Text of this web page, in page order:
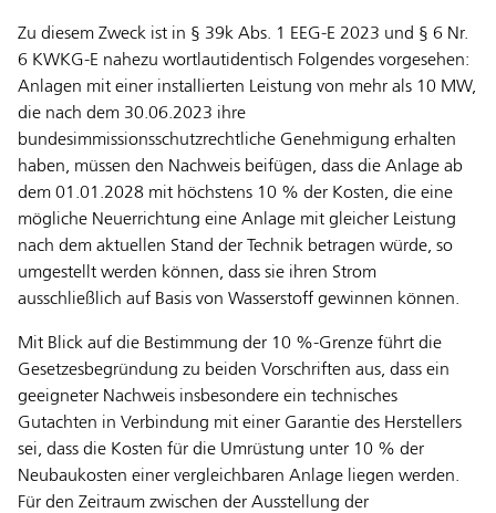
Zu diesem Zweck ist in § 39k Abs. 1 EEG-E 2023 und § 6 Nr.
6 KWKG-E nahezu wortlautidentisch Folgendes vorgesehen:
Anlagen mit einer installierten Leistung von mehr als 10 MW,
die nach dem 30.06.2023 ihre
bundesimmissionsschutzrechtliche Genehmigung erhalten
haben, müssen den Nachweis beifügen, dass die Anlage ab
dem 01.01.2028 mit höchstens 10 % der Kosten, die eine
mögliche Neuerrichtung eine Anlage mit gleicher Leistung
nach dem aktuellen Stand der Technik betragen würde, so
umgestellt werden können, dass sie ihren Strom
ausschließlich auf Basis von Wasserstoff gewinnen können.
Mit Blick auf die Bestimmung der 10 %-Grenze führt die
Gesetzesbegründung zu beiden Vorschriften aus, dass ein
geeigneter Nachweis insbesondere ein technisches
Gutachten in Verbindung mit einer Garantie des Herstellers
sei, dass die Kosten für die Umrüstung unter 10 % der
Neubaukosten einer vergleichbaren Anlage liegen werden.
Für den Zeitraum zwischen der Ausstellung der